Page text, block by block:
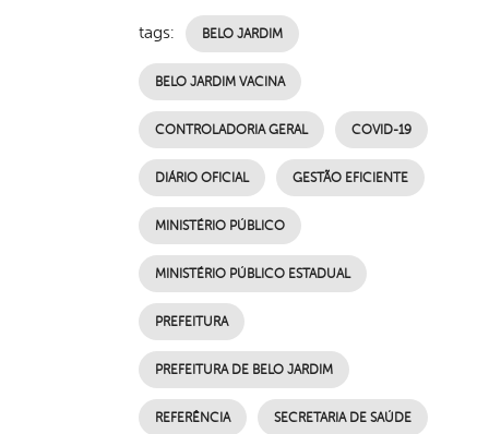
tags: BELO JARDIM
BELO JARDIM VACINA
CONTROLADORIA GERAL COVID-19
DIÁRIO OFICIAL GESTÃO EFICIENTE
MINISTÉRIO PÚBLICO
MINISTÉRIO PÚBLICO ESTADUAL
PREFEITURA
PREFEITURA DE BELO JARDIM
REFERÊNCIA SECRETARIA DE SAÚDE